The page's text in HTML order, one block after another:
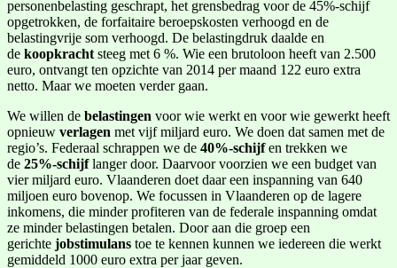
personenbelasting geschrapt, het grensbedrag voor de 45%-schijf
opgetrokken, de forfaitaire beroepskosten verhoogd en de
belastingvrije som verhoogd. De belastingdruk daalde en
de koopkracht steeg met 6 %. Wie een brutoloon heeft van 2.500
euro, ontvangt ten opzichte van 2014 per maand 122 euro extra
netto. Maar we moeten verder gaan.
We willen de belastingen voor wie werkt en voor wie gewerkt heeft
opnieuw verlagen met vijf miljard euro. We doen dat samen met de
regio’s. Federaal schrappen we de 40%-schijfen trekken we
de 25%-schijflanger door. Daarvoor voorzien we een budget van
vier miljard euro. Vlaanderen doet daar een inspanning van 640
miljoen euro bovenop. We focussen in Vlaanderen op de lagere
inkomens, die minder profiteren van de federale inspanning omdat
ze minder belastingen betalen. Door aan die groep een
gerichte jobstimulans toe te kennen kunnen we iedereen die werkt
gemiddeld 1000 euro extra per jaar geven.